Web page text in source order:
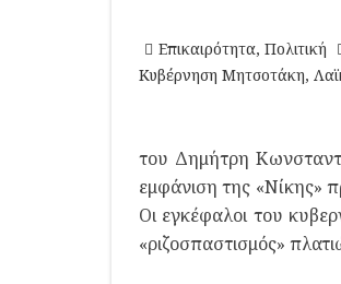
Επικαιρότητα, Πολιτική
Κυβέρνηση Μητσοτάκη,
του Δημήτρη
εμφάνιση της «Νίκης»
Οι εγκέφαλοι του
«ριζοσπαστισμός»